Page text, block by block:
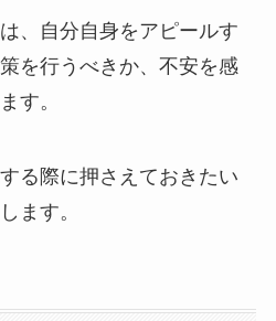
、自分自身をアピールす
を行うべきか、不安を感
す。
る際に押さえておきたい
ます。